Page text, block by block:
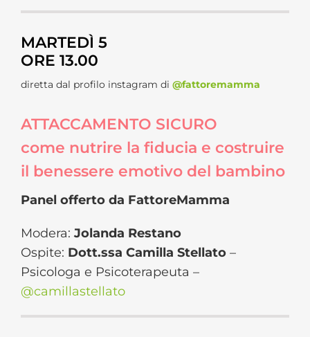
MARTEDÌ 5
ORE 13.00
diretta dal profilo instagram di @fattoremamma
ATTACCAMENTO SICURO
come nutrire la fiducia e costruire
il benessere emotivo del bambino
Panel offerto da FattoreMamma
Modera: Jolanda Restano
Ospite: Dott.ssa Camilla Stellato–
Psicologa e Psicoterapeuta –
@camillastellato